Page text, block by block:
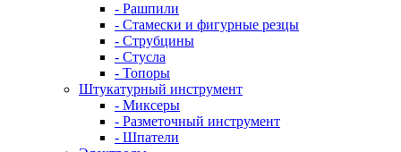
- Рашпили
- Стамески и фигурные резцы
- Струбцины
- Стусла
- Топоры
Штукатурный инструмент
- Миксеры
- Разметочный инструмент
- Шпатели